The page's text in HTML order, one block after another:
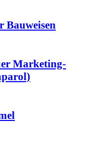
Bauweisen
Marketing-